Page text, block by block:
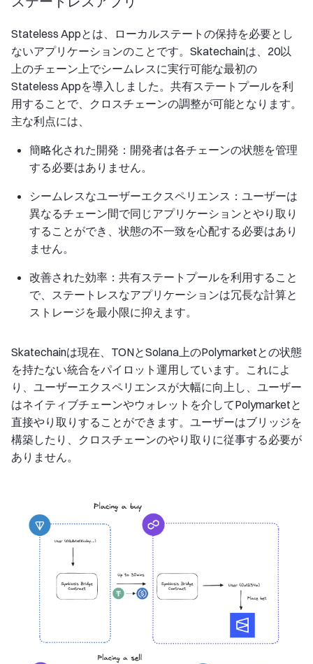
Stateless Appとは、ローカルステートの保持を必要とし
ないアプリケーションのことです。Skatechainは、20以
上のチェーン上でシームレスに実行可能な最初の
Stateless Appを導入しました。共有ステートプールを利
用することで、クロスチェーンの調整が可能となります。
主な利点には、
簡略化された開発：開発者は各チェーンの状態を管理
する必要はありません。
シームレスなユーザーエクスペリエンス：ユーザーは
異なるチェーン間で同じアプリケーションとやり取り
することができ、状態の不一致を心配する必要はあり
ません。
改善された効率：共有ステートプールを利用すること
で、ステートレスなアプリケーションは冗長な計算と
ストレージを最小限に抑えます。
Skatechainは現在、TONとSolana上のPolymarketとの状態
を持たない統合をパイロット運用しています。これによ
り、ユーザーエクスペリエンスが大幅に向上し、ユーザー
はネイティブチェーンやウォレットを介してPolymarketと
直接やり取りすることができます。ユーザーはブリッジを
構築したり、クロスチェーンのやり取りに従事する必要が
ありません。